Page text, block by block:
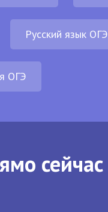
Русский язык ОГЭ
ОГЭ
сейчас